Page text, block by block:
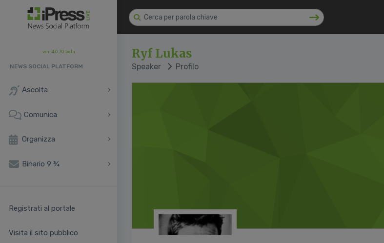
ver. 4.0.70 beta
NEWS SOCIAL PLATFORM
Ascolta
Comunica
Organizza
Binario 9 ¾
Registrati al portale
Visita il sito pubblico
Ryf Lukas
Speaker Profilo